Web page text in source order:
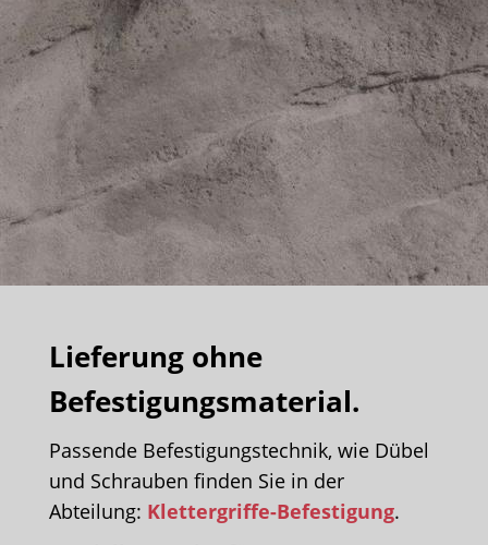
Lieferung ohne
Befestigungsmaterial.
Passende Befestigungstechnik, wie Dübel
und Schrauben finden Sie in der
Abteilung: Klettergriffe-Befestigung.